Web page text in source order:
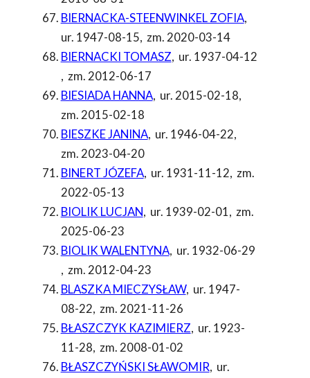
BIERNACKA-STEENWINKEL ZOFIA,
ur. 1947-08-15, zm. 2020-03-14
BIERNACKI TOMASZ, ur. 1937-04-12
, zm. 2012-06-17
BIESIADA HANNA, ur. 2015-02-18,
zm. 2015-02-18
BIESZKE JANINA, ur. 1946-04-22,
zm. 2023-04-20
BINERT JÓZEFA, ur. 1931-11-12, zm.
2022-05-13
BIOLIK LUCJAN, ur. 1939-02-01, zm.
2025-06-23
BIOLIK WALENTYNA, ur. 1932-06-29
, zm. 2012-04-23
BLASZKA MIECZYSŁAW, ur. 1947-
08-22, zm. 2021-11-26
BŁASZCZYK KAZIMIERZ, ur. 1923-
11-28, zm. 2008-01-02
BŁASZCZYŃSKI SŁAWOMIR, ur.